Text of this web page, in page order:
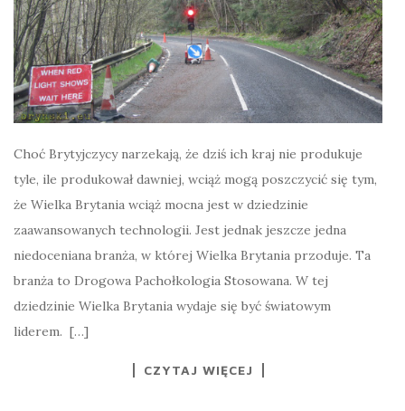
Choć Brytyjczycy narzekają, że dziś ich kraj nie produkuje
tyle, ile produkował dawniej, wciąż mogą poszczycić się tym,
że Wielka Brytania wciąż mocna jest w dziedzinie
zaawansowanych technologii. Jest jednak jeszcze jedna
niedoceniana branża, w której Wielka Brytania przoduje. Ta
branża to Drogowa Pachołkologia Stosowana. W tej
dziedzinie Wielka Brytania wydaje się być światowym
liderem. […]
CZYTAJ WIĘCEJ